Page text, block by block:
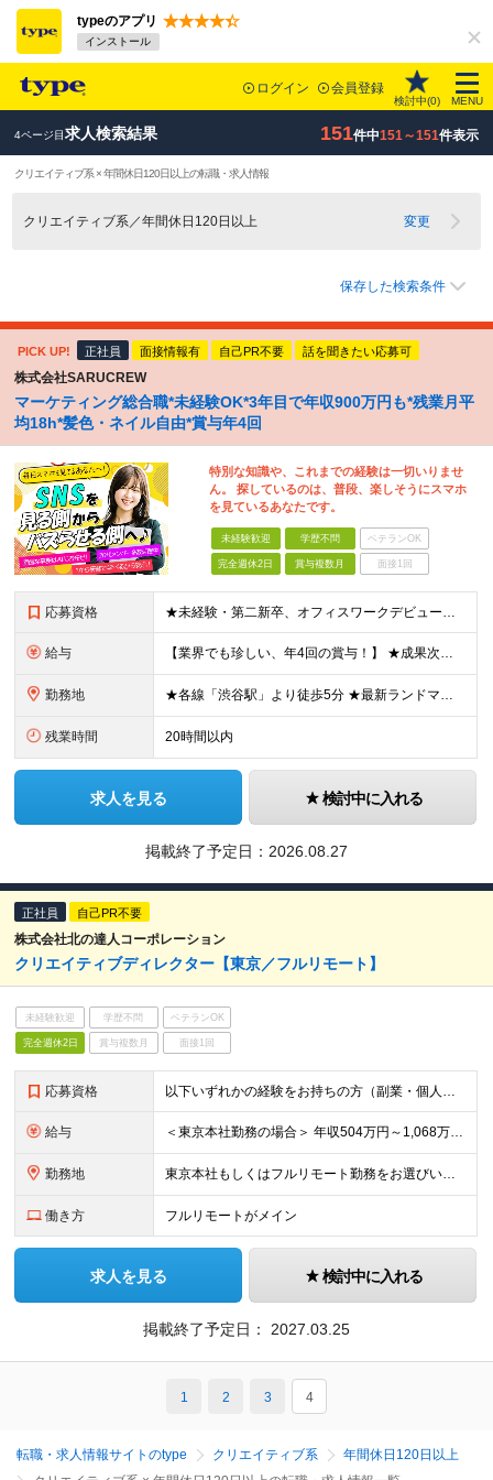
typeのアプリ
インストール
ログイン 会員登録
検討中(0) MENU
4ページ目求人検索結果 151件中151～151件表示
クリエイティブ系 × 年間休日120日以上の転職・求人情報
クリエイティブ系／年間休日120日以上 変更
保存した検索条件
PICK UP! 正社員 面接情報有 自己PR不要 話を聞きたい応募可
株式会社SARUCREW
マーケティング総合職*未経験OK*3年目で年収900万円も*残業月平
均18h*髪色・ネイル自由*賞与年4回
特別な知識や、これまでの経験は一切いりませ
ん。 探しているのは、普段、楽しそうにスマホ
を見ているあなたです。
未経験歓迎 学歴不問 ベテランOK
完全週休2日 賞与複数月 面接1回
応募資格 ★未経験・第二新卒、オフィスワークデビュー大歓迎 ★平均年齢は28.6歳！ ★20代の若手メンバーが中心になって活躍している職場です！ ●学歴不問 ※35歳以下の方（若年層の長期キャリア形成） ★こ
給与 【業界でも珍しい、年4回の賞与！】 ★成果次第でスピード昇給可 →20代で年収700万〜900万超も！ ■未経験：月給26〜30万円＋賞与年4回（業績による）＋各種手当 ※経験・スキルを考慮して決定
勤務地 ★各線「渋谷駅」より徒歩5分 ★最新ランドマークオフィスです！ ★転勤はありません 【本社】 東京都渋谷区道玄坂2-25-12 道玄坂通 dogenzaka-dori 5階 ※(変更の範囲)上記を除
残業時間 20時間以内
求人を見る 検討中に入れる
掲載終了予定日： 2026.08.27
正社員 自己PR不要
株式会社北の達人コーポレーション
クリエイティブディレクター【東京／フルリモート】
未経験歓迎 学歴不問 ベテランOK
完全週休2日 賞与複数月 面接1回
応募資格 以下いずれかの経験をお持ちの方（副業・個人活動でも可） ・WEBレスポンス広告の企画・制作・運用経験 ・SNS（Instagram / X / TikTok / YouTube など）を活用した集客・
給与 ＜東京本社勤務の場合＞ 年収504万円～1,068万円（※平均年収677万円） ■月給 42万円～89万円 ※45時間分の固定残業代（10万9249円～23万1503円）含む。45時間を超える時間外
勤務地 東京本社もしくはフルリモート勤務をお選びいただけます。 ＜東京本社＞ 東京都中央区銀座四丁目12番15号 歌舞伎座タワー17階 ＜フルリモート＞ 完全在宅 ※年2回のみ出社必須 (変更の範囲)上
働き方 フルリモートがメイン
求人を見る 検討中に入れる
掲載終了予定日： 2027.03.25
1 2 3 4
転職・求人情報サイトのtype クリエイティブ系
年間休日120日以上